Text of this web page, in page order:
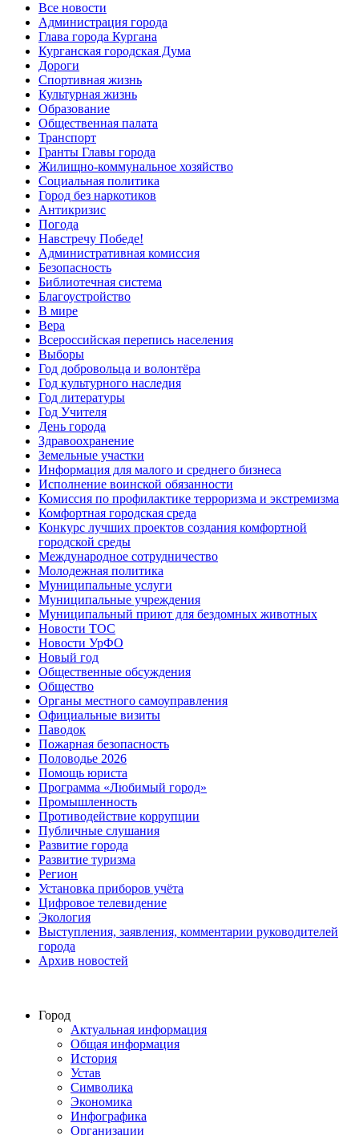
Все новости
Администрация города
Глава города Кургана
Курганская городская Дума
Дороги
Спортивная жизнь
Культурная жизнь
Образование
Общественная палата
Транспорт
Гранты Главы города
Жилищно-коммунальное хозяйство
Социальная политика
Город без наркотиков
Антикризис
Погода
Навстречу Победе!
Административная комиссия
Безопасность
Библиотечная система
Благоустройство
В мире
Вера
Всероссийская перепись населения
Выборы
Год добровольца и волонтёра
Год культурного наследия
Год литературы
Год Учителя
День города
Здравоохранение
Земельные участки
Информация для малого и среднего бизнеса
Исполнение воинской обязанности
Комиссия по профилактике терроризма и экстремизма
Комфортная городская среда
Конкурс лучших проектов создания комфортной
городской среды
Международное сотрудничество
Молодежная политика
Муниципальные услуги
Муниципальные учреждения
Муниципальный приют для бездомных животных
Новости ТОС
Новости УрФО
Новый год
Общественные обсуждения
Общество
Органы местного самоуправления
Официальные визиты
Паводок
Пожарная безопасность
Половодье 2026
Помощь юриста
Программа «Любимый город»
Промышленность
Противодействие коррупции
Публичные слушания
Развитие города
Развитие туризма
Регион
Установка приборов учёта
Цифровое телевидение
Экология
Выступления, заявления, комментарии руководителей
города
Архив новостей
Город
Актуальная информация
Общая информация
История
Устав
Символика
Экономика
Инфографика
Организации